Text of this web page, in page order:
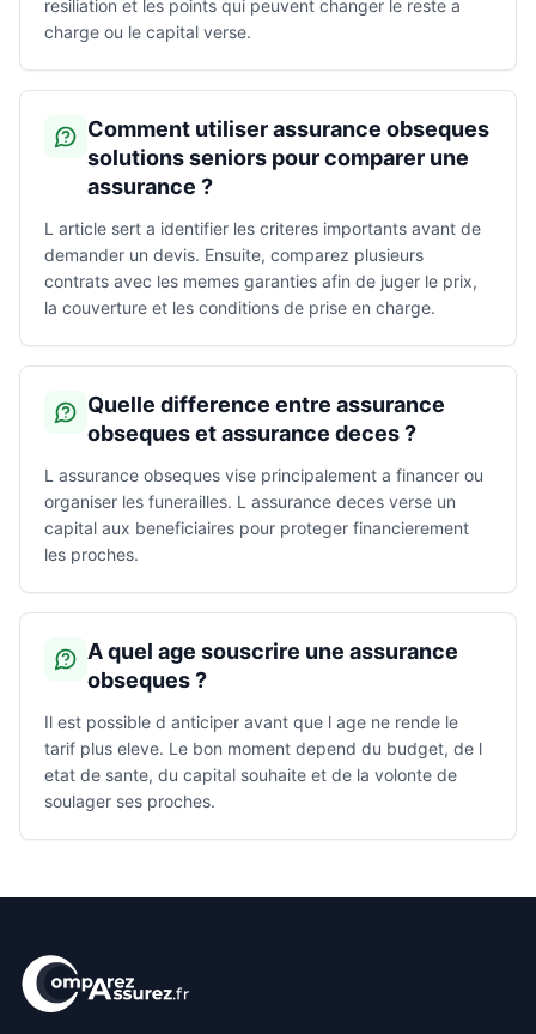
resiliation et les points qui peuvent changer le reste a
charge ou le capital verse.
Comment utiliser assurance obseques
solutions seniors pour comparer une
assurance ?
L article sert a identifier les criteres importants avant de
demander un devis. Ensuite, comparez plusieurs
contrats avec les memes garanties afin de juger le prix,
la couverture et les conditions de prise en charge.
Quelle difference entre assurance
obseques et assurance deces ?
L assurance obseques vise principalement a financer ou
organiser les funerailles. L assurance deces verse un
capital aux beneficiaires pour proteger financierement
les proches.
A quel age souscrire une assurance
obseques ?
Il est possible d anticiper avant que l age ne rende le
tarif plus eleve. Le bon moment depend du budget, de l
etat de sante, du capital souhaite et de la volonte de
soulager ses proches.